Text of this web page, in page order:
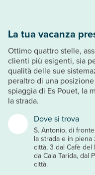
Dove si trova
S. Antonio, di
la strada e in
città, 3 dal Cafè del
da Cala Tarida, dal
città.
La tua vacanza
Ottimo quattro stelle,
clienti più esigenti, sia
qualità delle sue
peraltro di una
spiaggia di Es Pouet, la
la strada.